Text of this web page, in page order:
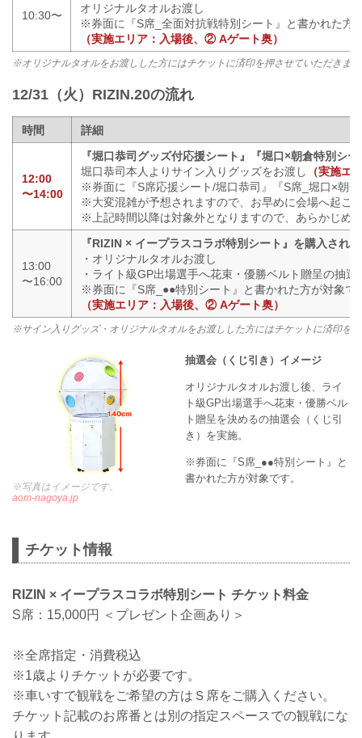
10:30〜
オリジナルタオルお渡し
※券面に『S席_全面対抗戦特別シート』と書かれた方
（実施エリア：入場後、② Aゲート奥）
※オリジナルタオルをお渡しした方にはチケットに済印を押させていただきま
12/31（火）RIZIN.20の流れ
時間 詳細
12:00
〜14:00
『堀口恭司グッズ付応援シート』『堀口×朝倉特別シ
堀口恭司本人よりサイン入りグッズをお渡し （実施エ
※券面に『S席応援シート/堀口恭司』『S席_堀口×朝
※大変混雑が予想されますので、お早めに会場へ起こ
※上記時間以降は対象外となりますので、あらかじめ
13:00
〜16:00
『RIZIN × イープラスコラボ特別シート』を購入され
・オリジナルタオルお渡し
・ライト級GP出場選手へ花束・優勝ベルト贈呈の抽選
※券面に『S席_●●特別シート』と書かれた方が対象で
（実施エリア：入場後、② Aゲート奥）
※サイン入りグッズ・オリジナルタオルをお渡しした方にはチケットに済印を
※写真はイメージです。
aom-nagoya.jp
抽選会（くじ引き）イメージ
オリジナルタオルお渡し後、ライ
ト級GP出場選手へ花束・優勝ベル
ト贈呈を決めるの抽選会（くじ引
き）を実施。
※券面に『S席_●●特別シート』と
書かれた方が対象です。
チケット情報
RIZIN × イープラスコラボ特別シート チケット料金
S席：15,000円 ＜プレゼント企画あり＞
※全席指定・消費税込
※1歳よりチケットが必要です。
※車いすで観戦をご希望の方はＳ席をご購入ください。
チケット記載のお席番とは別の指定スペースでの観戦にな